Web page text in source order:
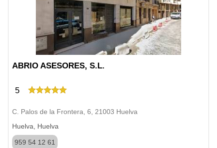
ABRIO ASESORES, S.L.
5
C. Palos de la Frontera, 6, 21003 Huelva
Huelva, Huelva
959 54 12 61